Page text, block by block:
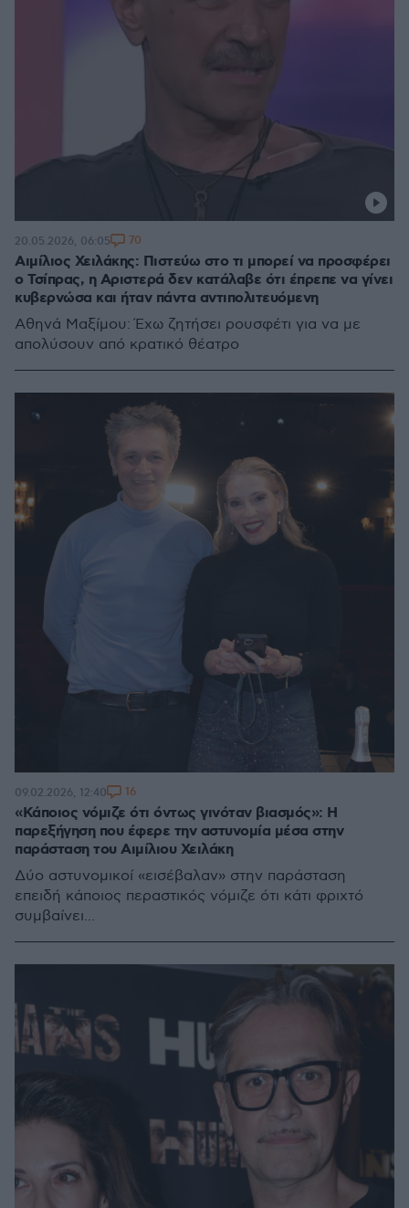
Αιμίλιος Χειλάκης: Πιστεύω στο τι μπορεί να προσφέρει
ο Τσίπρας, η Αριστερά δεν κατάλαβε ότι έπρεπε να γίνει
κυβερνώσα και ήταν πάντα αντιπολιτευόμενη
Αθηνά Μαξίμου: Έχω ζητήσει ρουσφέτι για να με
απολύσουν από κρατικό θέατρο
20.05.2026, 06:05 70
«Κάποιος νόμιζε ότι όντως γινόταν βιασμός»: Η
παρεξήγηση που έφερε την αστυνομία μέσα στην
παράσταση του Αιμίλιου Χειλάκη
Δύο αστυνομικοί «εισέβαλαν» στην παράσταση
επειδή κάποιος περαστικός νόμιζε ότι κάτι φριχτό
συμβαίνει...
09.02.2026, 12:40 16